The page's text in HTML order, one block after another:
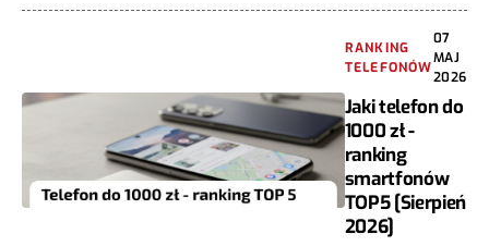
RANKING
TELEFONÓW
07
MAJ
2026
Jaki telefon do
1000 zł -
ranking
smartfonów
TOP5 [Sierpień
2026]